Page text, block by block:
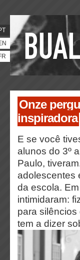
Onze
inspiradora
E se você
alunos do 3º
Paulo,
adolescentes
da escola.
intimidaram:
para
tem a dizer